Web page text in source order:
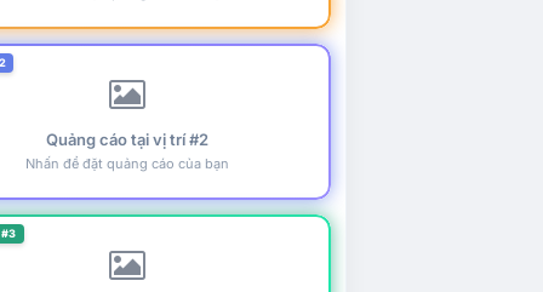
Quảng cáo tại vị trí #2
Nhấn để đặt quảng cáo của bạn